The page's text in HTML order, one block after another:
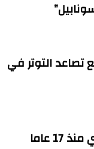
تصاعد التوتر في
عاما